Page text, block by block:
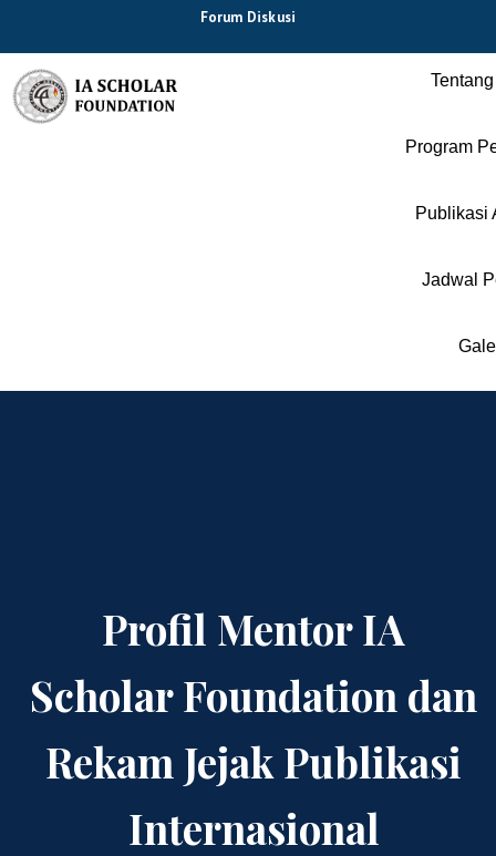
Forum Diskusi
Program
Publikasi
Jadwal
Profil Mentor IA
Scholar Foundation dan
Rekam Jejak Publikasi
Internasional